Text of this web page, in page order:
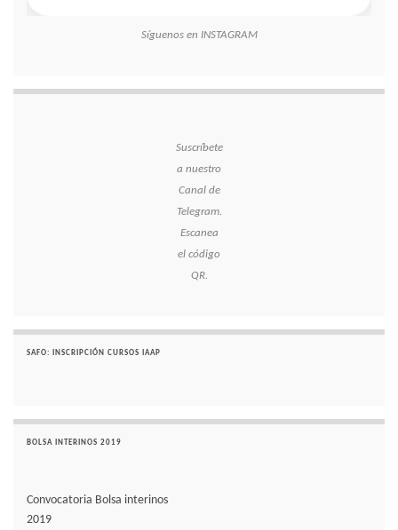
Síguenos en INSTAGRAM
Suscríbete
a nuestro
Canal de
Telegram.
Escanea
el código
QR.
SAFO: INSCRIPCIÓN CURSOS IAAP
BOLSA INTERINOS 2019
Convocatoria Bolsa interinos
2019